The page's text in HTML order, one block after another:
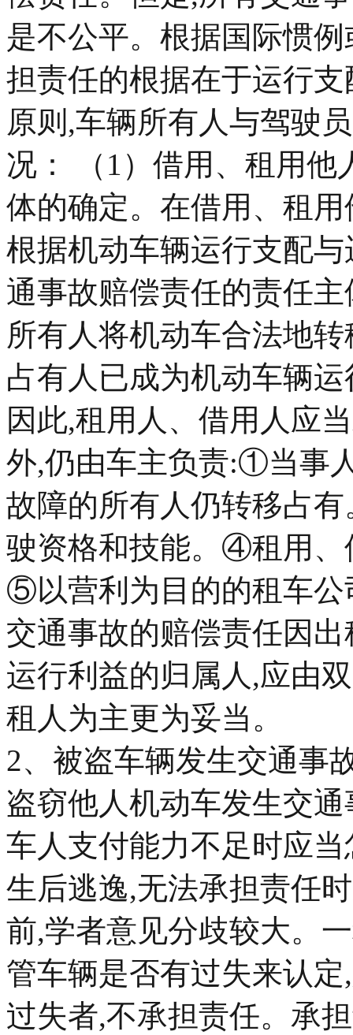
是不公平。根据国际惯
担责任的根据在于运行
原则,车辆所有人与驾驶
况： （1）借用、租用
体的确定。在借用、租
根据机动车辆运行支配
通事故赔偿责任的责任
所有人将机动车合法地
占有人已成为机动车辆
因此,租用人、借用人应
外,仍由车主负责:①当事
故障的所有人仍转移占
驶资格和技能。④租用、
⑤以营利为目的的租车公
交通事故的赔偿责任因
运行利益的归属人,应由
租人为主更为妥当。
2、被盗车辆发生交通事
盗窃他人机动车发生交
车人支付能力不足时应
生后逃逸,无法承担责任
前,学者意见分歧较大。
管车辆是否有过失来认
过失者,不承担责任。承